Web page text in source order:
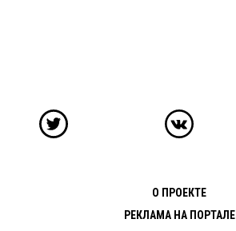
О ПРОЕКТЕ
РЕКЛАМА НА ПОРТАЛЕ